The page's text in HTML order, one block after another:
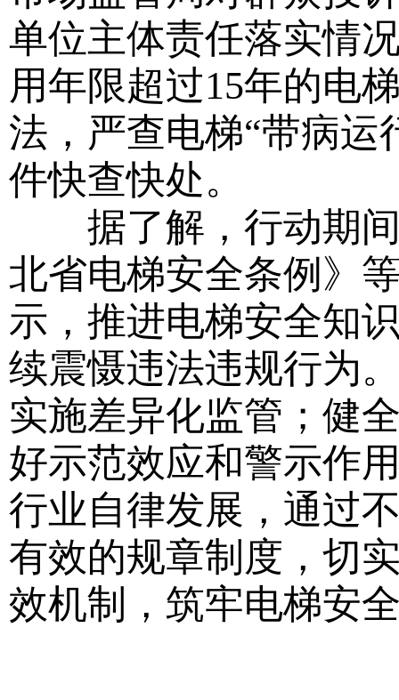
单位主体责任落实情
用年限超过15年的电
法，严查电梯“带病运
件快查快处。
据了解，行动期间
北省电梯安全条例》
示，推进电梯安全知
续震慑违法违规行为
实施差异化监管；健
好示范效应和警示作
行业自律发展，通过
有效的规章制度，切
效机制，筑牢电梯安